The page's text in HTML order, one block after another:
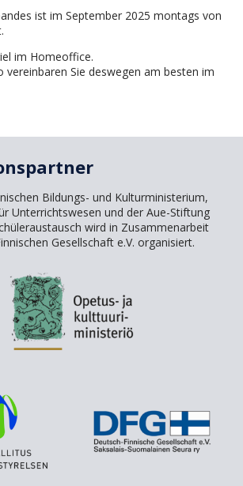
ist im September 2025 montags von
im Homeoffice.
vereinbaren Sie deswegen am besten im
Bildungs- und Kulturministerium,
Unterrichtswesen und der Aue-Stiftung
wird in Zusammenarbeit
Gesellschaft e.V. organisiert.